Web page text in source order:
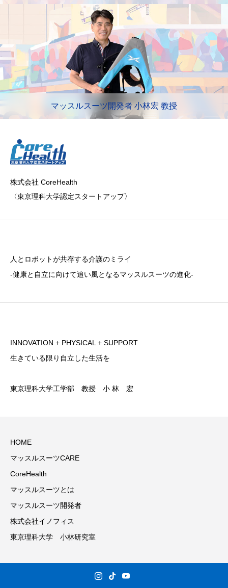
マッスルスーツ開発者 小林宏 教授
株式会社 CoreHealth
〈東京理科大学認定スタートアップ〉
人とロボットが共存する介護のミライ
-健康と自立に向けて追い風となるマッスルスーツの進化-
INNOVATION + PHYSICAL + SUPPORT
生きている限り自立した生活を
東京理科大学工学部 教授 小 林 宏
HOME
マッスルスーツCARE
CoreHealth
マッスルスーツとは
マッスルスーツ開発者
株式会社イノフィス
東京理科大学 小林研究室